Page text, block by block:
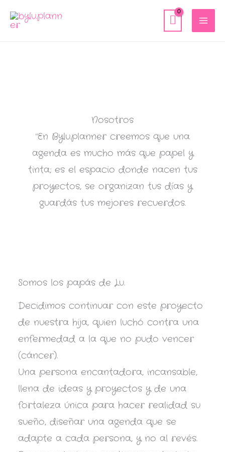
Nosotros
"En Bylu.planner creemos que una
agenda es mucho más que papel y
tinta; es el espacio donde nacen tus
proyectos, se organizan tus días y
guardás tus mejores recuerdos.
Somos los papás de Lu.
Decidimos continuar con este proyecto
de nuestra hija, quien luchó contra una
enfermedad a la que no pudo vencer
(cáncer).
Una persona encantadora, incansable,
llena de ideas y proyectos y de una
fortaleza única para hacer realidad su
sueño, diseñar una agenda que se
adapte a cada persona, y no al revés.